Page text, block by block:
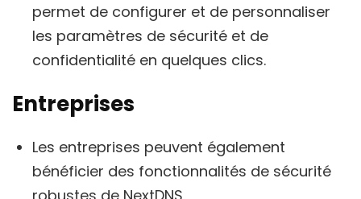
permet de configurer et de personnaliser
les paramètres de sécurité et de
confidentialité en quelques clics.
Entreprises
Les entreprises peuvent également
bénéficier des fonctionnalités de sécurité